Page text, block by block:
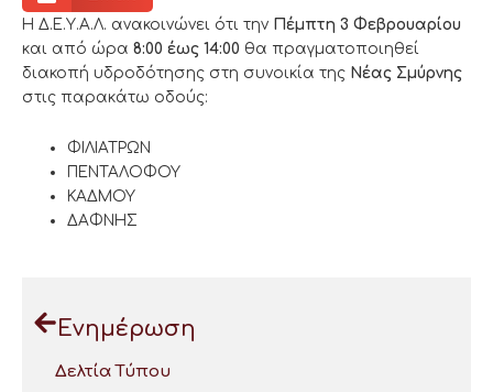
Η Δ.Ε.Υ.Α.Λ. ανακοινώνει ότι την Πέμπτη 3 Φεβρουαρίου
και από ώρα 8:00 έως 14:00 θα πραγματοποιηθεί
διακοπή υδροδότησης στη συνοικία της Νέας Σμύρνης
στις παρακάτω οδούς:
ΦΙΛΙΑΤΡΩΝ
ΠΕΝΤΑΛΟΦΟΥ
ΚΑΔΜΟΥ
ΔΑΦΝΗΣ
Ενημέρωση
Δελτία Τύπου